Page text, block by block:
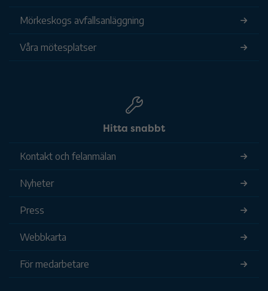
Mörkeskogs avfallsanläggning
Våra mötesplatser
Hitta snabbt
Kontakt och felanmälan
Nyheter
Press
Webbkarta
För medarbetare